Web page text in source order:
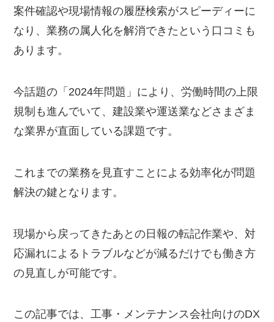
案件確認や現場情報の履歴検索がスピーディーに
なり、業務の属人化を解消できたという口コミも
あります。
今話題の「2024年問題」により、労働時間の上限
規制も進んでいて、建設業や運送業などさまざま
な業界が直面している課題です。
これまでの業務を見直すことによる効率化が問題
解決の鍵となります。
現場から戻ってきたあとの日報の転記作業や、対
応漏れによるトラブルなどが減るだけでも働き方
の見直しが可能です。
この記事では、工事・メンテナンス会社向けのDX